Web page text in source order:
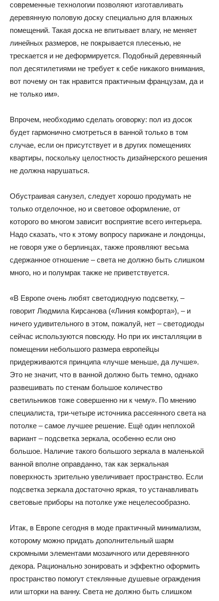
современные технологии позволяют изготавливать
деревянную половую доску специально для влажных
помещений. Такая доска не впитывает влагу, не меняет
линейных размеров, не покрывается плесенью, не
трескается и не деформируется. Подобный деревянный
пол десятилетиями не требует к себе никакого внимания,
вот почему он так нравится практичным французам, да и
не только им».
Впрочем, необходимо сделать оговорку: пол из досок
будет гармонично смотреться в ванной только в том
случае, если он присутствует и в других помещениях
квартиры, поскольку целостность дизайнерского решения
не должна нарушаться.
Обустраивая санузел, следует хорошо продумать не
только отделочное, но и световое оформление, от
которого во многом зависит восприятие всего интерьера.
Надо сказать, что к этому вопросу парижане и лондонцы,
не говоря уже о берлинцах, также проявляют весьма
сдержанное отношение – света не должно быть слишком
много, но и полумрак также не приветствуется.
«В Европе очень любят светодиодную подсветку, –
говорит Людмила Кирсанова («Линия комфорта»), – и
ничего удивительного в этом, пожалуй, нет – светодиоды
сейчас используются повсюду. Но при их инсталляции в
помещении небольшого размера европейцы
придерживаются принципа «лучше меньше, да лучше».
Это не значит, что в ванной должно быть темно, однако
развешивать по стенам большое количество
светильников тоже совершенно ни к чему». По мнению
специалиста, три-четыре источника рассеянного света на
потолке – самое лучшее решение. Ещё один неплохой
вариант – подсветка зеркала, особенно если оно
большое. Наличие такого большого зеркала в маленькой
ванной вполне оправданно, так как зеркальная
поверхность зрительно увеличивает пространство. Если
подсветка зеркала достаточно яркая, то устанавливать
световые приборы на потолке уже нецелесообразно.
Итак, в Европе сегодня в моде практичный минимализм,
которому можно придать дополнительный шарм
скромными элементами мозаичного или деревянного
декора. Рационально зонировать и эффектно оформить
пространство помогут стеклянные душевые ограждения
или шторки на ванну. Света не должно быть слишком